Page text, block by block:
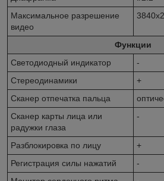
Максимальное разрешение
видео
Функции
Светодиодный индикатор
-
Стереодинамики
+
Сканер отпечатка пальца
Сканер карты лица или
радужки глаза
-
Разблокировка по лицу
+
Регистрация силы нажатий
-